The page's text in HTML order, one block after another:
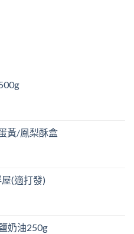
黃/鳳梨酥盒
(適打發)
奶油250g